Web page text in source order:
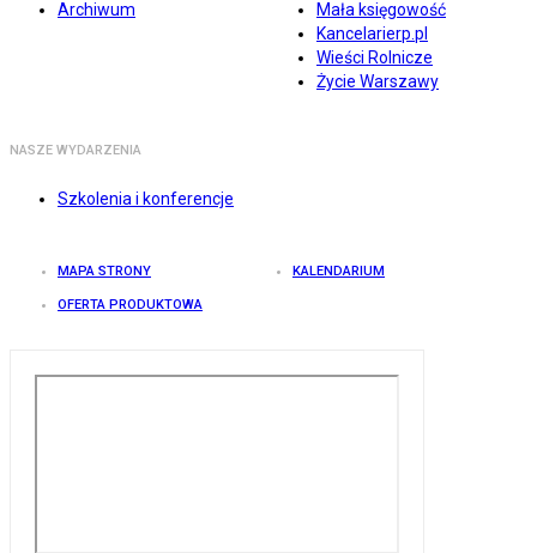
Archiwum
Mała księgowość
Kancelarierp.pl
Wieści Rolnicze
Życie Warszawy
NASZE WYDARZENIA
Szkolenia i konferencje
MAPA STRONY KALENDARIUM
OFERTA PRODUKTOWA